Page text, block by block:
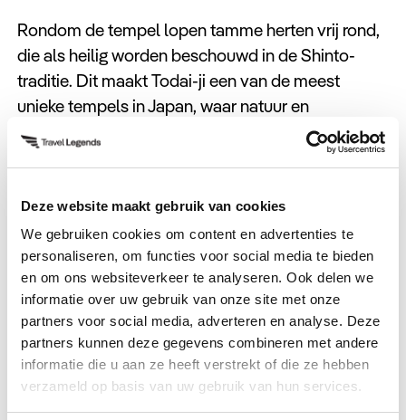
Deze website maakt gebruik van cookies
We gebruiken cookies om content en advertenties te
personaliseren, om functies voor social media te bieden
en om ons websiteverkeer te analyseren. Ook delen we
informatie over uw gebruik van onze site met onze
partners voor social media, adverteren en analyse. Deze
partners kunnen deze gegevens combineren met andere
informatie die u aan ze heeft verstrekt of die ze hebben
verzameld op basis van uw gebruik van hun services.
Rondom de tempel lopen tamme herten vrij rond,
die als heilig worden beschouwd in de Shinto-
traditie. Dit maakt Todai-ji een van de meest
unieke tempels in Japan, waar natuur en
spiritualiteit samenkomen.
5. Itsukushima-schrijn
📍Hiroshima
De Itsukushima-schrijn op het eiland Miyajima is